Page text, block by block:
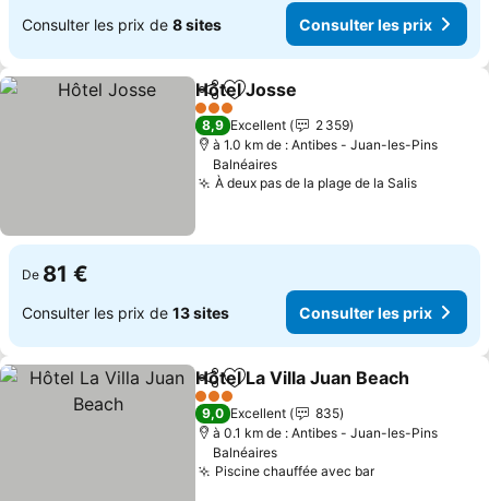
Consulter les prix de 8 sites Consulter les prix
PartagerAjouter à mes favoris
Hôtel Josse
3 Étoiles
8,9 Excellent
2 359
à 1.0 km de : Antibes - Juan-les-Pins
Balnéaires
À deux pas de la plage de la Salis
De 81 €
Consulter les prix de 13 sites Consulter les prix
PartagerAjouter à mes favoris
Hôtel La Villa Juan Beach
3 Étoiles
9,0 Excellent
835
à 0.1 km de : Antibes - Juan-les-Pins
Balnéaires
Piscine chauffée avec barConsulter les